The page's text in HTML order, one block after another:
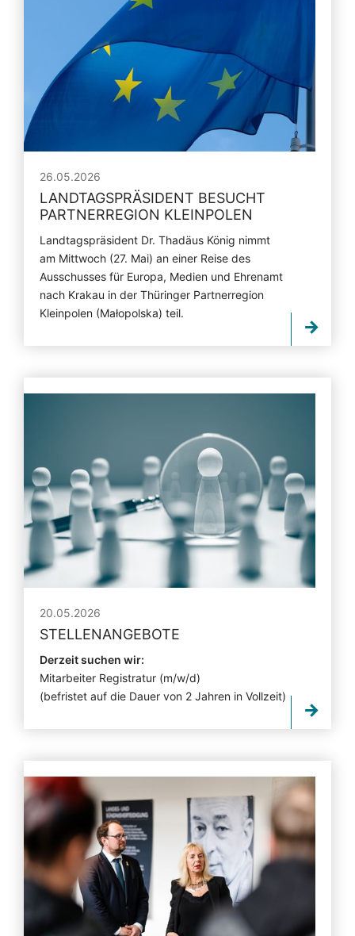
26.05.2026
LANDTAGSPRÄSIDENT BESUCHT
PARTNERREGION KLEINPOLEN
Landtagspräsident Dr. Thadäus König nimmt
am Mittwoch (27. Mai) an einer Reise des
Ausschusses für Europa, Medien und Ehrenamt
nach Krakau in der Thüringer Partnerregion
Kleinpolen (Małopolska) teil.
20.05.2026
STELLENANGEBOTE
Derzeit suchen wir:
Mitarbeiter Registratur (m/w/d)
(befristet auf die Dauer von 2 Jahren in Vollzeit)